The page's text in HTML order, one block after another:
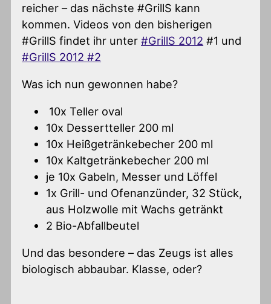
reicher – das nächste #GrillS kann
kommen. Videos von den bisherigen
#GrillS findet ihr unter#GrillS 2012 #1 und
#GrillS 2012 #2
Was ich nun gewonnen habe?
10x Teller oval
10x Dessertteller 200 ml
10x Heißgetränkebecher 200 ml
10x Kaltgetränkebecher 200 ml
je 10x Gabeln, Messer und Löffel
1x Grill- und Ofenanzünder, 32 Stück,
aus Holzwolle mit Wachs getränkt
2 Bio-Abfallbeutel
Und das besondere – das Zeugs ist alles
biologisch abbaubar. Klasse, oder?